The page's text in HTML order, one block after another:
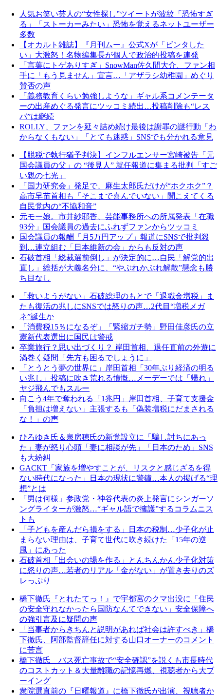
人気お笑い芸人の“女性探し”ツイートが波紋「恐怖すぎ
る」「ストーカーみたい」恐怖を覚えるネットユーザー
多数
【オカルト雑誌】『月刊ムー』公式Xが「ビンタした
い」大激怒！名物編集長が個人で政治的投稿を連発
「言葉にトゲありすぎ」SnowMan佐久間大介、ファン相
手に「もう見ません」宣言…「アザラシ幼稚園」めぐり
賛否の声
「義務教育くらい勉強しような」ギャル系コメンテータ
ーの出産めぐる発言にツッコミ続出…投稿削除も“レス
バ”は継続
ROLLY、ファンを延々詰め続け最後は謝罪の謎行動「わ
からなくもない」「とても迷惑」SNSでも分かれる意見
【脱税で執行猶予判決】インフルエンサー宮崎被告「元
国会議員の父」の “後見人” 就任報道に集まる批判「すご
い親の七光」
「国力研究会」発足で、麻生太郎氏だけが“ホクホク”？
高市早苗首相も「そこまで喜んでいない」聞こえてくる
自民党内の“不協和音”
元モー娘。市井紗耶香、芸能事務所への所属発表「在職
93分」国会議員の過去にふれずファンからツッコミ
国会議員の報酬「月5万円アップ」報道にSNSで批判殺
到…連立組む「日本維新の会」からも反対の声
石破首相「総裁選前倒し」が決定的に…自民「解党的出
直し」総括が大義名分に、“やぶれかぶれ解散”懸念も勝
ち目なし
「救いようがない」石破総理のもとで「退職金増税」ま
たも復活の兆しにSNSでは怒りの声…2代目“増税メガ
ネ”誕生か
「消費税15％になるぞ」「緊縮ガチ勢」野田佳彦氏の立
憲新代表選出に国民は警戒
卒業旅行？思い出づくり？ 岸田首相、退任直前の外遊に
渦巻く疑問「先方も困るでしょうに」
「とうとう夢の世界に」岸田首相「30年ぶり経済の明る
い兆し」投稿に吹き荒れる憤慨…メーデーでは「帰れ」
ヤジ飛んでもスルー
向こう4年で奪われる「1兆円」岸田首相、子育て支援金
「負担は増えない」主張するも「偽装増税にだまされる
な！」の声
ひろゆき氏＆泉房穂氏の新党設立に「騙し討ちにあっ
た」妻が怒り心頭「妻に相談が先」「日本のため」SNS
も大紛糾
GACKT「家族を増やすことが、リスクと感じざるを得
ない時代になった」日本の現状に警鐘…本人の掲げる“理
想”とは
「男は何様」参政党・神谷代表の炎上発言にシンガーソ
ングライターが激怒…“ギャル語で擁護”するコラムニス
トも
「子どもを産んだら損をする」日本の税制…少子化が止
まらない理由は、子育て世代に吹き続けた「15年の逆
風」にあった
石破首相「出会いの場を作る」とんちんかん少子化対策
に怒りの声…若者のリアル「金がない」が置き去りのズ
レっぷり
橋下徹氏『とれたてっ！』で宇都宮のクマ出没に「住民
の安全守れなかったら国防なんてできない」安全保障へ
の強引言及に疑問の声
「当事者からきちんと説明があれば社会は許すべき」橋
下徹氏、阿部監督辞任に対する山口オーナーのコメント
に苦言
橋下徹氏 バス死亡事故で“安全確認”を説くも市長時代
のコストカット＆大量離職の記憶再燃、視聴者から大ブ
ーイング
衆院選直前の『日曜報道』に橋下徹氏が出演、視聴者か